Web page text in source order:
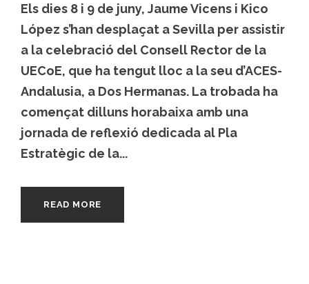
Els dies 8 i 9 de juny, Jaume Vicens i Kico
López s’han desplaçat a Sevilla per assistir
a la celebració del Consell Rector de la
UECoE, que ha tengut lloc a la seu d’ACES-
Andalusia, a Dos Hermanas. La trobada ha
començat dilluns horabaixa amb una
jornada de reflexió dedicada al Pla
Estratègic de la...
READ MORE